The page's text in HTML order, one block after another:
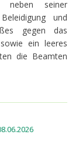
neben seiner
und
gegen das
ein leeres
die Beamten